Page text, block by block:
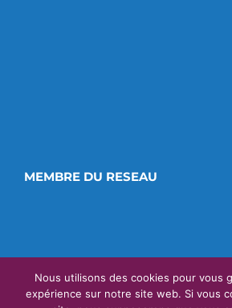
MEMBRE DU RESEAU
Nous utilisons des cookies pour vous
expérience sur notre site web. Si vous